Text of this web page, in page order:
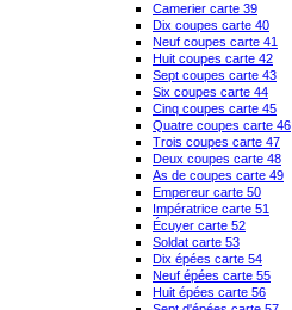
Camerier carte 39
Dix coupes carte 40
Neuf coupes carte 41
Huit coupes carte 42
Sept coupes carte 43
Six coupes carte 44
Cinq coupes carte 45
Quatre coupes carte 46
Trois coupes carte 47
Deux coupes carte 48
As de coupes carte 49
Empereur carte 50
Impératrice carte 51
Écuyer carte 52
Soldat carte 53
Dix épées carte 54
Neuf épées carte 55
Huit épées carte 56